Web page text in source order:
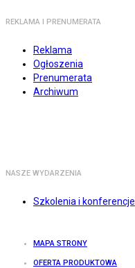
REKLAMA I PRENUMERATA
Reklama
Ogłoszenia
Prenumerata
Archiwum
NASZE WYDARZENIA
Szkolenia i konferencje
MAPA STRONY
OFERTA PRODUKTOWA